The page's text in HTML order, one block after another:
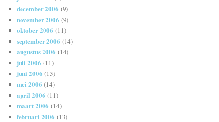
december 2006 (9)
november 2006 (9)
oktober 2006 (11)
september 2006 (14)
augustus 2006 (14)
juli 2006 (11)
juni 2006 (13)
mei 2006 (14)
april 2006 (11)
maart 2006 (14)
februari 2006 (13)